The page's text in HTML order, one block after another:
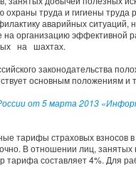
труда и гигиены труда
аварийных ситуаций,
организацию эффективной
на шахтах.
законодательства
основным положениям и
от 5 марта 2013
тарифы страховых взносов
В отношении лиц,
тарифа составляет 4%. Для